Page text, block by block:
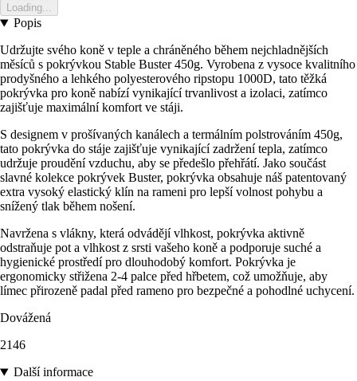
Loading...
Popis
Udržujte svého koně v teple a chráněného během nejchladnějších
měsíců s pokrývkou Stable Buster 450g. Vyrobena z vysoce kvalitního
prodyšného a lehkého polyesterového ripstopu 1000D, tato těžká
pokrývka pro koně nabízí vynikající trvanlivost a izolaci, zatímco
zajišťuje maximální komfort ve stáji.
S designem v prošívaných kanálech a termálním polstrováním 450g,
tato pokrývka do stáje zajišťuje vynikající zadržení tepla, zatímco
udržuje proudění vzduchu, aby se předešlo přehřátí. Jako součást
slavné kolekce pokrývek Buster, pokrývka obsahuje náš patentovaný
extra vysoký elastický klín na rameni pro lepší volnost pohybu a
snížený tlak během nošení.
Navržena s vlákny, která odvádějí vlhkost, pokrývka aktivně
odstraňuje pot a vlhkost z srsti vašeho koně a podporuje suché a
hygienické prostředí pro dlouhodobý komfort. Pokrývka je
ergonomicky střižena 2-4 palce před hřbetem, což umožňuje, aby
límec přirozeně padal před rameno pro bezpečné a pohodlné uchycení.
Dovážená
2146
Další informace